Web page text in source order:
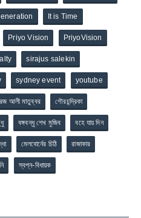
It is Time
Priyo Vision PriyoVision
sirajus salekin
sydney event youtube
আলী মাতুব্বর গৌরচন্দ্রিকা
বঙ্গবন্ধু শেখ মুজিব বহে যায় দিন
মেলবোর্নের চিঠি রাজাকার
স্বপ্ন-বিধায়ক